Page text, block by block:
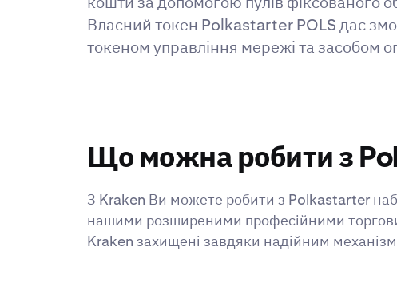
Власний токен Polkastarter POLS дає
токеном управління мережі та засобом
Що можна робити з
З Kraken Ви можете робити з Polkastarter
нашими розширеними професійними
Kraken захищені завдяки надійним